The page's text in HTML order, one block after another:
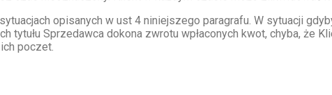
opisanych w ust 4 niniejszego paragrafu. W sytuacji
tytułu Sprzedawca dokona zwrotu wpłaconych kwot, chyba, że
poczet.